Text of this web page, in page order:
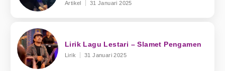
Artikel 31 Januari 2025
Lirik Lagu Lestari – Slamet Pengamen
Lirik 31 Januari 2025